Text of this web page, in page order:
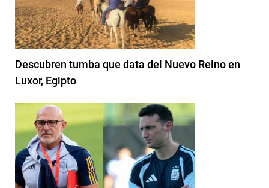
Descubren tumba que data del Nuevo Reino en
Luxor, Egipto